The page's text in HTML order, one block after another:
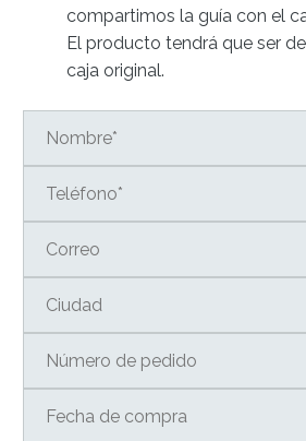
compartimos la guía con el
El producto tendrá que ser
caja original.